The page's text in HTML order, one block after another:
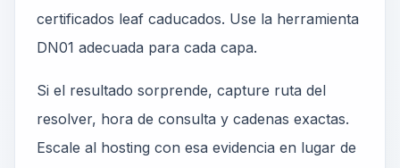
certificados leaf caducados. Use la herramienta
DN01 adecuada para cada capa.
Si el resultado sorprende, capture ruta del
resolver, hora de consulta y cadenas exactas.
Escale al hosting con esa evidencia en lugar de